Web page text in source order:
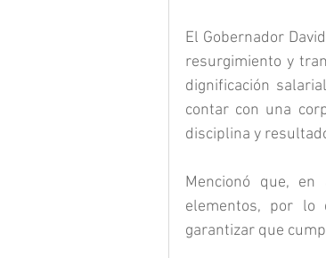
El Gobernador
resurgimiento y
dignificación
contar con una
disciplina y
Mencionó que,
elementos, por lo
garantizar que